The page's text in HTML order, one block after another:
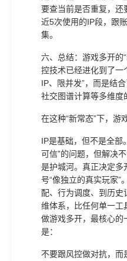
要查当前是否重复，
近5次使用的IP段，跟
集。
六、总结：游戏多开的
控技术已经进化到了
IP、限并发”，而是结
社交图谱计算等多维度
在这种“新常态”下，游
IP是基础，但不是全部
可信”的问题，但解决
是护城河。真正决定多
号“像独立的真实玩家”
配、行为调度、到历史
维体系，比任何单一
做游戏多开，最核心的
是：
不要跟风控做对抗，而